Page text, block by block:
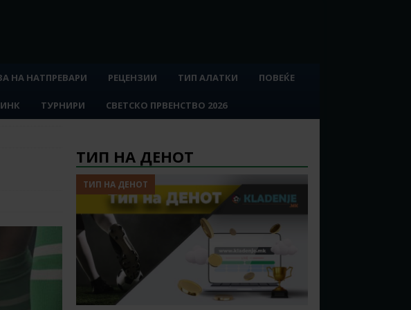
НА НАТПРЕВАРИ РЕЦЕНЗИИ ТИП АЛАТКИ ПОВЕЌЕ
ТУРНИРИ СВЕТСКО ПРВЕНСТВО 2026
ТИП НА ДЕНОТ
ТИП НА ДЕНОТ